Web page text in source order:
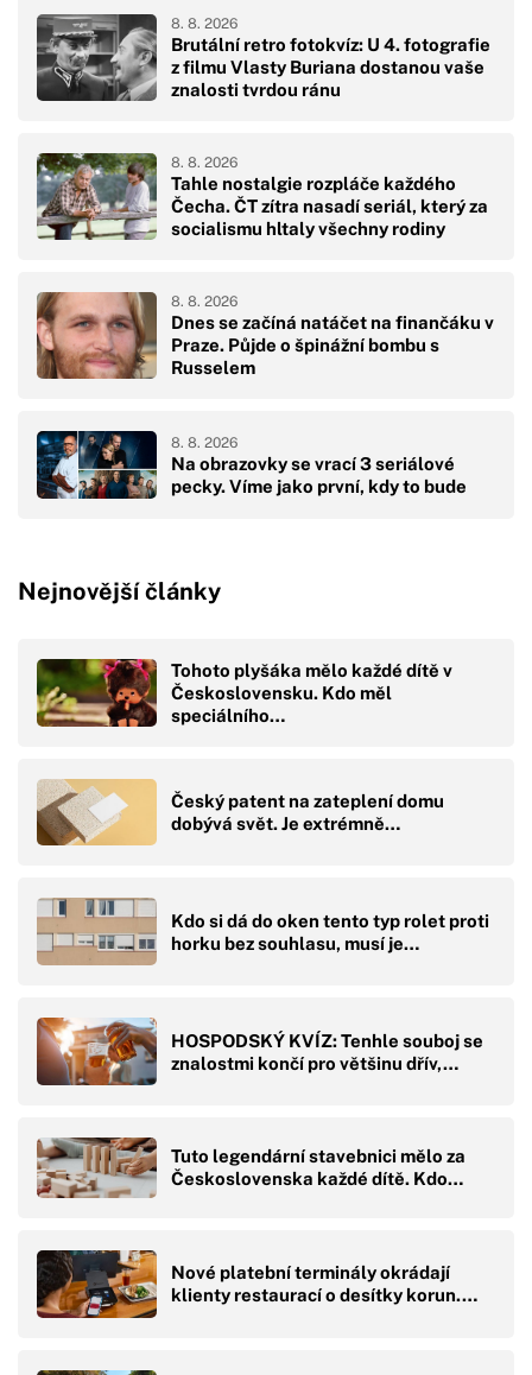
Brutální retro fotokvíz: U 4. fotografie
z filmu Vlasty Buriana dostanou vaše
znalosti tvrdou ránu
8. 8. 2026
Tahle nostalgie rozpláče každého
Čecha. ČT zítra nasadí seriál, který za
socialismu hltaly všechny rodiny
8. 8. 2026
Dnes se začíná natáčet na finančáku v
Praze. Půjde o špinážní bombu s
Russelem
8. 8. 2026
Na obrazovky se vrací 3 seriálové
pecky. Víme jako první, kdy to bude
8. 8. 2026
Nejnovější články
Tohoto plyšáka mělo každé dítě v
Československu. Kdo měl
speciálního…
Český patent na zateplení domu
dobývá svět. Je extrémně…
Kdo si dá do oken tento typ rolet proti
horku bez souhlasu, musí je…
HOSPODSKÝ KVÍZ: Tenhle souboj se
znalostmi končí pro většinu dřív,…
Tuto legendární stavebnici mělo za
Československa každé dítě. Kdo…
Nové platební terminály okrádají
klienty restaurací o desítky korun.…